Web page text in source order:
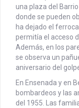
una plaza del
donde se pueden
ha dejado el
permitía el acceso
Además, en los
se observa un
aniversario del
En Ensenada y en
bombardeos y las
del 1955. Las